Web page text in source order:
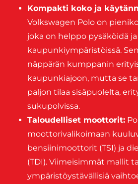
Kompakti koko ja
Volkswagen Polo on
joka on helppo pysäköidä
kaupunkiympäristöissä.
näppärän kumppanin
kaupunkiajoon, mutta se
paljon tilaa sisäpuolelta,
sukupolvissa.
Taloudelliset moottorit:
moottorivalikoimaan
bensiinimoottorit (TSI) ja
(TDI). Viimeisimmät mallit
ympäristöystävällisiä